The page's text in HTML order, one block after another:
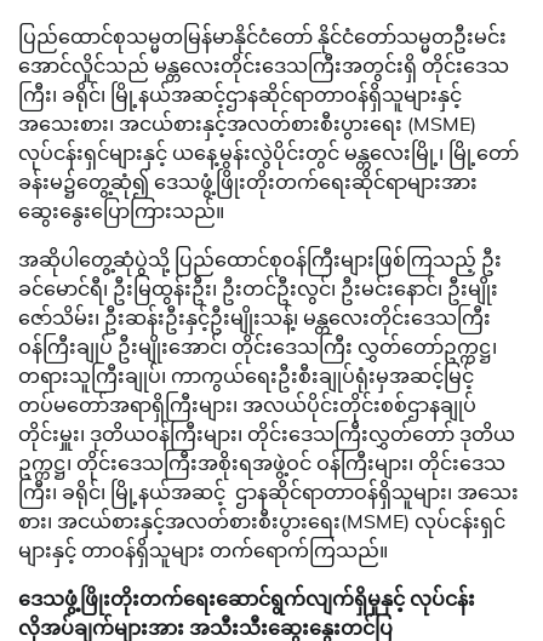
ပြည်ထောင်စုသမ္မတမြန်မာနိုင်ငံတော် နိုင်ငံတော်သမ္မတဦးမင်း
အောင်လှိုင်သည် မန္တလေးတိုင်းဒေသကြီးအတွင်းရှိ တိုင်းဒေသ
ကြီး၊ ခရိုင်၊ မြို့နယ်အဆင့်ဌာနဆိုင်ရာတာဝန်ရှိသူများနှင့်
အသေးစား၊ အငယ်စားနှင့်အလတ်စားစီးပွားရေး (MSME)
လုပ်ငန်းရှင်များနှင့် ယနေ့မွန်းလွဲပိုင်းတွင် မန္တလေးမြို့၊ မြို့တော်
ခန်းမ၌တွေ့ဆုံ၍ ဒေသဖွံ့ဖြိုးတိုးတက်ရေးဆိုင်ရာများအား
ဆွေးနွေးပြောကြားသည်။
အဆိုပါတွေ့ဆုံပွဲသို့ ပြည်ထောင်စုဝန်ကြီးများဖြစ်ကြသည့် ဦး
ခင်မောင်ရီ၊ ဦးမြထွန်းဦး၊ ဦးတင်ဦးလွင်၊ ဦးမင်းနောင်၊ ဦးမျိုး
ဇော်သိမ်း၊ ဦးဆန်းဦးနှင့်ဦးမျိုးသန့်၊ မန္တလေးတိုင်းဒေသကြီး
ဝန်ကြီးချုပ် ဦးမျိုးအောင်၊ တိုင်းဒေသကြီး လွှတ်တော်ဥက္ကဋ္ဌ၊
တရားသူကြီးချုပ်၊ ကာကွယ်ရေးဦးစီးချုပ်ရုံးမှအဆင့်မြင့်
တပ်မတော်အရာရှိကြီးများ၊ အလယ်ပိုင်းတိုင်းစစ်ဌာနချုပ်
တိုင်းမှူး၊ ဒုတိယဝန်ကြီးများ၊ တိုင်းဒေသကြီးလွှတ်တော် ဒုတိယ
ဥက္ကဋ္ဌ၊ တိုင်းဒေသကြီးအစိုးရအဖွဲ့ဝင် ဝန်ကြီးများ၊ တိုင်းဒေသ
ကြီး၊ ခရိုင်၊ မြို့နယ်အဆင့် ဌာနဆိုင်ရာတာဝန်ရှိသူများ၊ အသေး
စား၊ အငယ်စားနှင့်အလတ်စားစီးပွားရေး(MSME) လုပ်ငန်းရှင်
များနှင့် တာဝန်ရှိသူများ တက်ရောက်ကြသည်။
ဒေသဖွံ့ဖြိုးတိုးတက်ရေးဆောင်ရွက်လျက်ရှိမှုနှင့် လုပ်ငန်း
လိုအပ်ချက်များအား အသီးသီးဆွေးနွေးတင်ပြ